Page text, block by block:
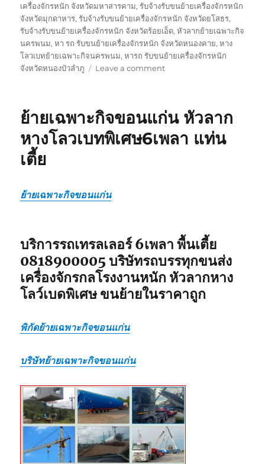
เครื่องจักรหนัก จังหวัดมหาสารคาม,รับจ้างรับขนย้ายเครื่องจักรหนัก
จังหวัดมุกดาหาร,รับจ้างรับขนย้ายเครื่องจักรหนัก จังหวัดยโสธร,
รับจ้างรับขนย้ายเครื่องจักรหนัก จังหวัดร้อยเอ็ด,หัวลากย้ายเฉพาะกิจ
นครพนม,หา รถ รับขนย้ายเครื่องจักรหนัก จังหวัดหนองคาย,หาง
โลวเบทย้ายเฉพาะกิจนครพนม,หารถ รับขนย้ายเครื่องจักรหนัก
จังหวัดหนองบัวลำภู
Leave a commenton
นครพนม
ลาก
ย้ายเฉพาะกิจขอนแก่น หัวลาก
หางโลวเบทพิเศษ6เพลา แท่น
เตี้ย
ย้ายเฉพาะกิจขอนแก่น
บริการรถเทรลเลอร์ 6เพลา พื้นเตี้ย
0818900005 บริษัทรถบรรทุกขนส่ง
เครื่องจักรกลโรงงานหนัก หัวลากหาง
โลว์เบดพิเศษ ขนย้ายในราคาถูก
พิกัดย้ายเฉพาะกิจขอนแก่น
บริษัทย้ายเฉพาะกิจขอนแก่น